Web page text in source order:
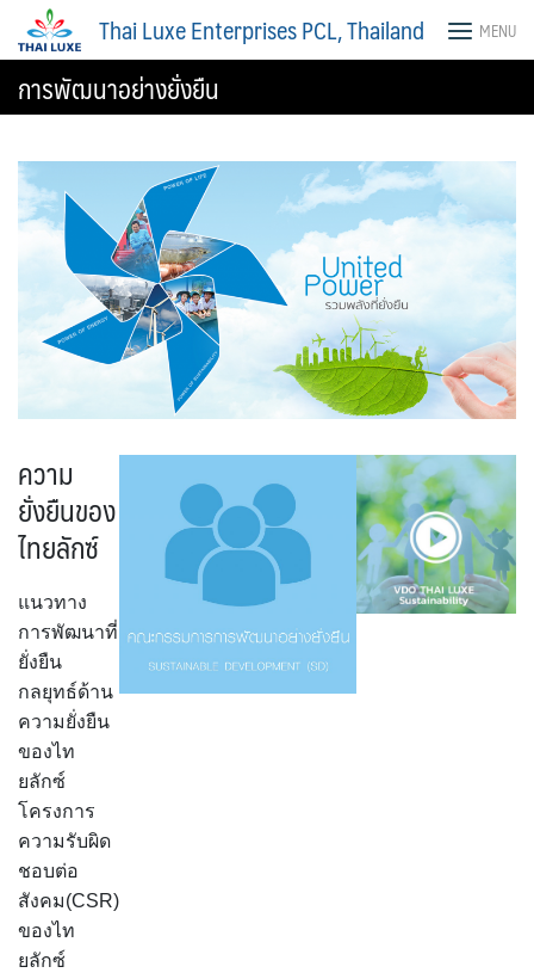
Thai Luxe Enterprises PCL, Thailand MENU
การพัฒนาอย่างยั่งยืน
ความ
ยั่งยืนของ
ไทยลักซ์
แนวทาง
การพัฒนาที่
ยั่งยืน
กลยุทธ์ด้าน
ความยั่งยืน
ของไท
ยลักซ์
โครงการ
ความรับผิด
ชอบต่อ
สังคม(CSR)
ของไท
ยลักซ์